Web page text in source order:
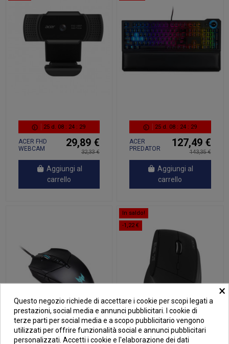
25 d. 08 : 24 : 28
ACER FHD
WEBCAM
29,89 €
32,33 €
Aggiungi al
carrello
25d. 08: 24: 28
ACER
PREDATOR
127,49 €
143,35 €
Aggiungi al
carrello
In saldo!
-1,22 €
×
Questo negozio richiede di accettare i cookie per scopi legati a
prestazioni, social media e annunci pubblicitari. I cookie di
terze parti per social media e a scopo pubblicitario vengono
utilizzati per offrire funzionalità social e annunci pubblicitari
personalizzati. Accetti i cookie e l'elaborazione dei dati